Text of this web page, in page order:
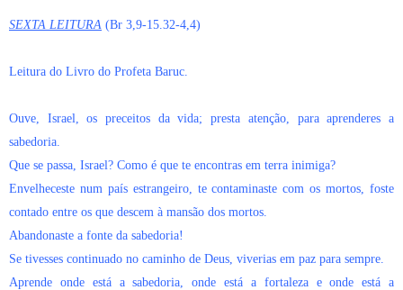
SEXTA LEITURA (Br 3,9-15.32-4,4)
Leitura do Livro do Profeta Baruc.
Ouve, Israel, os preceitos da vida; presta atenção, para aprenderes a
sabedoria.
Que se passa, Israel? Como é que te encontras em terra inimiga?
Envelheceste num país estrangeiro, te contaminaste com os mortos, foste
contado entre os que descem à mansão dos mortos.
Abandonaste a fonte da sabedoria!
Se tivesses continuado no caminho de Deus, viverias em paz para sempre.
Aprende onde está a sabedoria, onde está a fortaleza e onde está a